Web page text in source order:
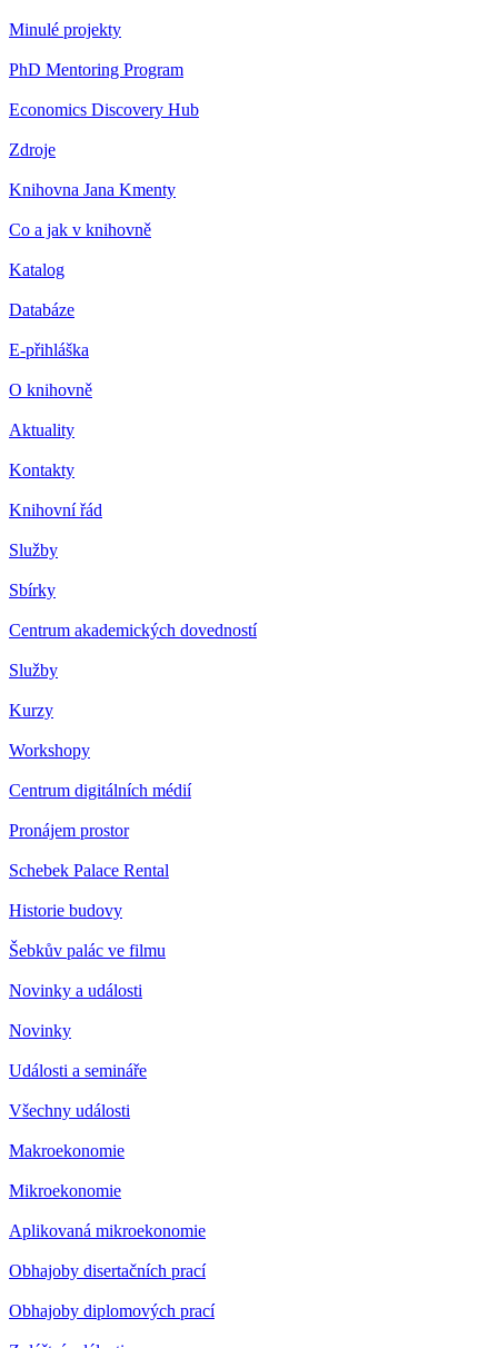
Minulé projekty
PhD Mentoring Program
Economics Discovery Hub
Zdroje
Knihovna Jana Kmenty
Co a jak v knihovně
Katalog
Databáze
E-přihláška
O knihovně
Aktuality
Kontakty
Knihovní řád
Služby
Sbírky
Centrum akademických dovedností
Služby
Kurzy
Workshopy
Centrum digitálních médií
Pronájem prostor
Schebek Palace Rental
Historie budovy
Šebkův palác ve filmu
Novinky a události
Novinky
Události a semináře
Všechny události
Makroekonomie
Mikroekonomie
Aplikovaná mikroekonomie
Obhajoby disertačních prací
Obhajoby diplomových prací